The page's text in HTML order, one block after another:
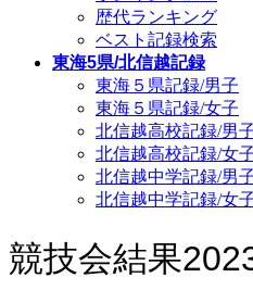
歴代ランキング
ベスト記録検索
東海5県/北信越記録
東海５県記録/男子
東海５県記録/女子
北信越高校記録/男
北信越高校記録/女
北信越中学記録/男
北信越中学記録/女
競技会結果